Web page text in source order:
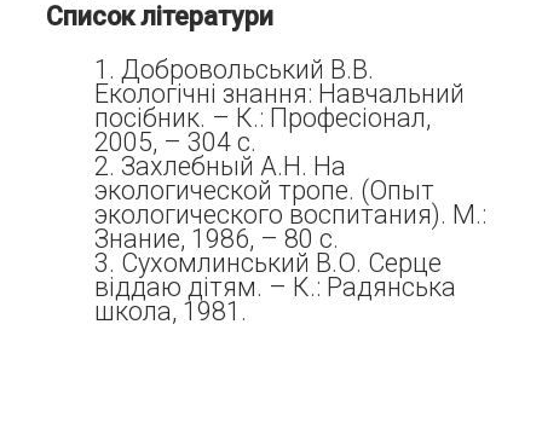
Список літератури
Добровольський В.В.
Екологічні знання: Навчальний
посібник. – К.: Професіонал,
2005, – 304 с.
Захлебный А.Н. На
экологической тропе. (Опыт
экологического воспитания). М.:
Знание, 1986, – 80 с.
Сухомлинський В.О. Серце
віддаю дітям. – К.: Радянська
школа, 1981.